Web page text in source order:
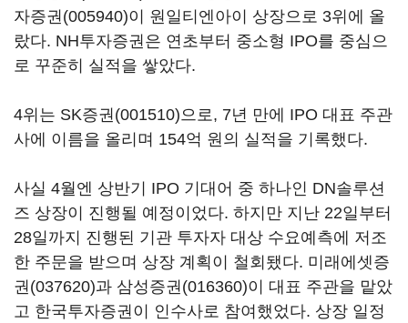
자증권(005940)이 원일티엔아이 상장으로 3위에 올
랐다. NH투자증권은 연초부터 중소형 IPO를 중심으
로 꾸준히 실적을 쌓았다.
4위는 SK증권(001510)으로, 7년 만에 IPO 대표 주관
사에 이름을 올리며 154억 원의 실적을 기록했다.
사실 4월엔 상반기 IPO 기대어 중 하나인 DN솔루션
즈 상장이 진행될 예정이었다. 하지만 지난 22일부터
28일까지 진행된 기관 투자자 대상 수요예측에 저조
한 주문을 받으며 상장 계획이 철회됐다. 미래에셋증
권(037620)과 삼성증권(016360)이 대표 주관을 맡았
고 한국투자증권이 인수사로 참여했었다. 상장 일정